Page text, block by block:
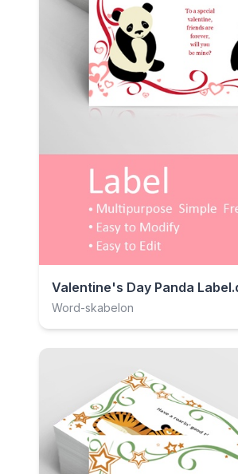
Valentine's Day Panda
Word-skabelon